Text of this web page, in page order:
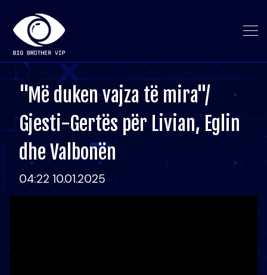
"Më duken vajza të mira"/
Gjesti-Gertës për Livian, Eglin
dhe Valbonën
04:22 10.01.2025